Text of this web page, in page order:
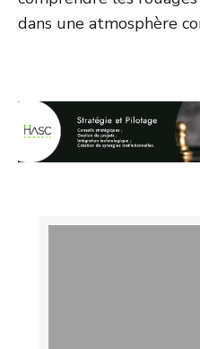
dans une atmosphère